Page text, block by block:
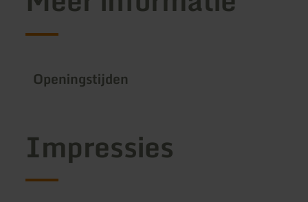
Openingstijden
Impressies